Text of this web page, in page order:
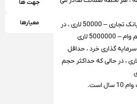
جهت ها
معیارها
در مورد حداقل وام بانک تجاری – 50000 لاری ، در
لاری
گذاری خرد ، حداقل
وام – 20000لاری ، در حالی که حداکثر حجم
است.